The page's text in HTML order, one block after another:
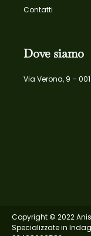
Contatti
Dove siamo
Via Verona, 9 –
Copyright © 2022
Specializzate in